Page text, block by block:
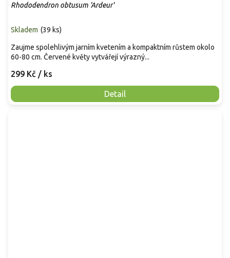
Rhododendron obtusum 'Ardeur'
Skladem (39 ks)
299 Kč / ks
Detail
Zaujme spolehlivým jarním kvetením a kompaktním růstem okolo
60-80 cm. Červené květy vytvářejí výrazný...